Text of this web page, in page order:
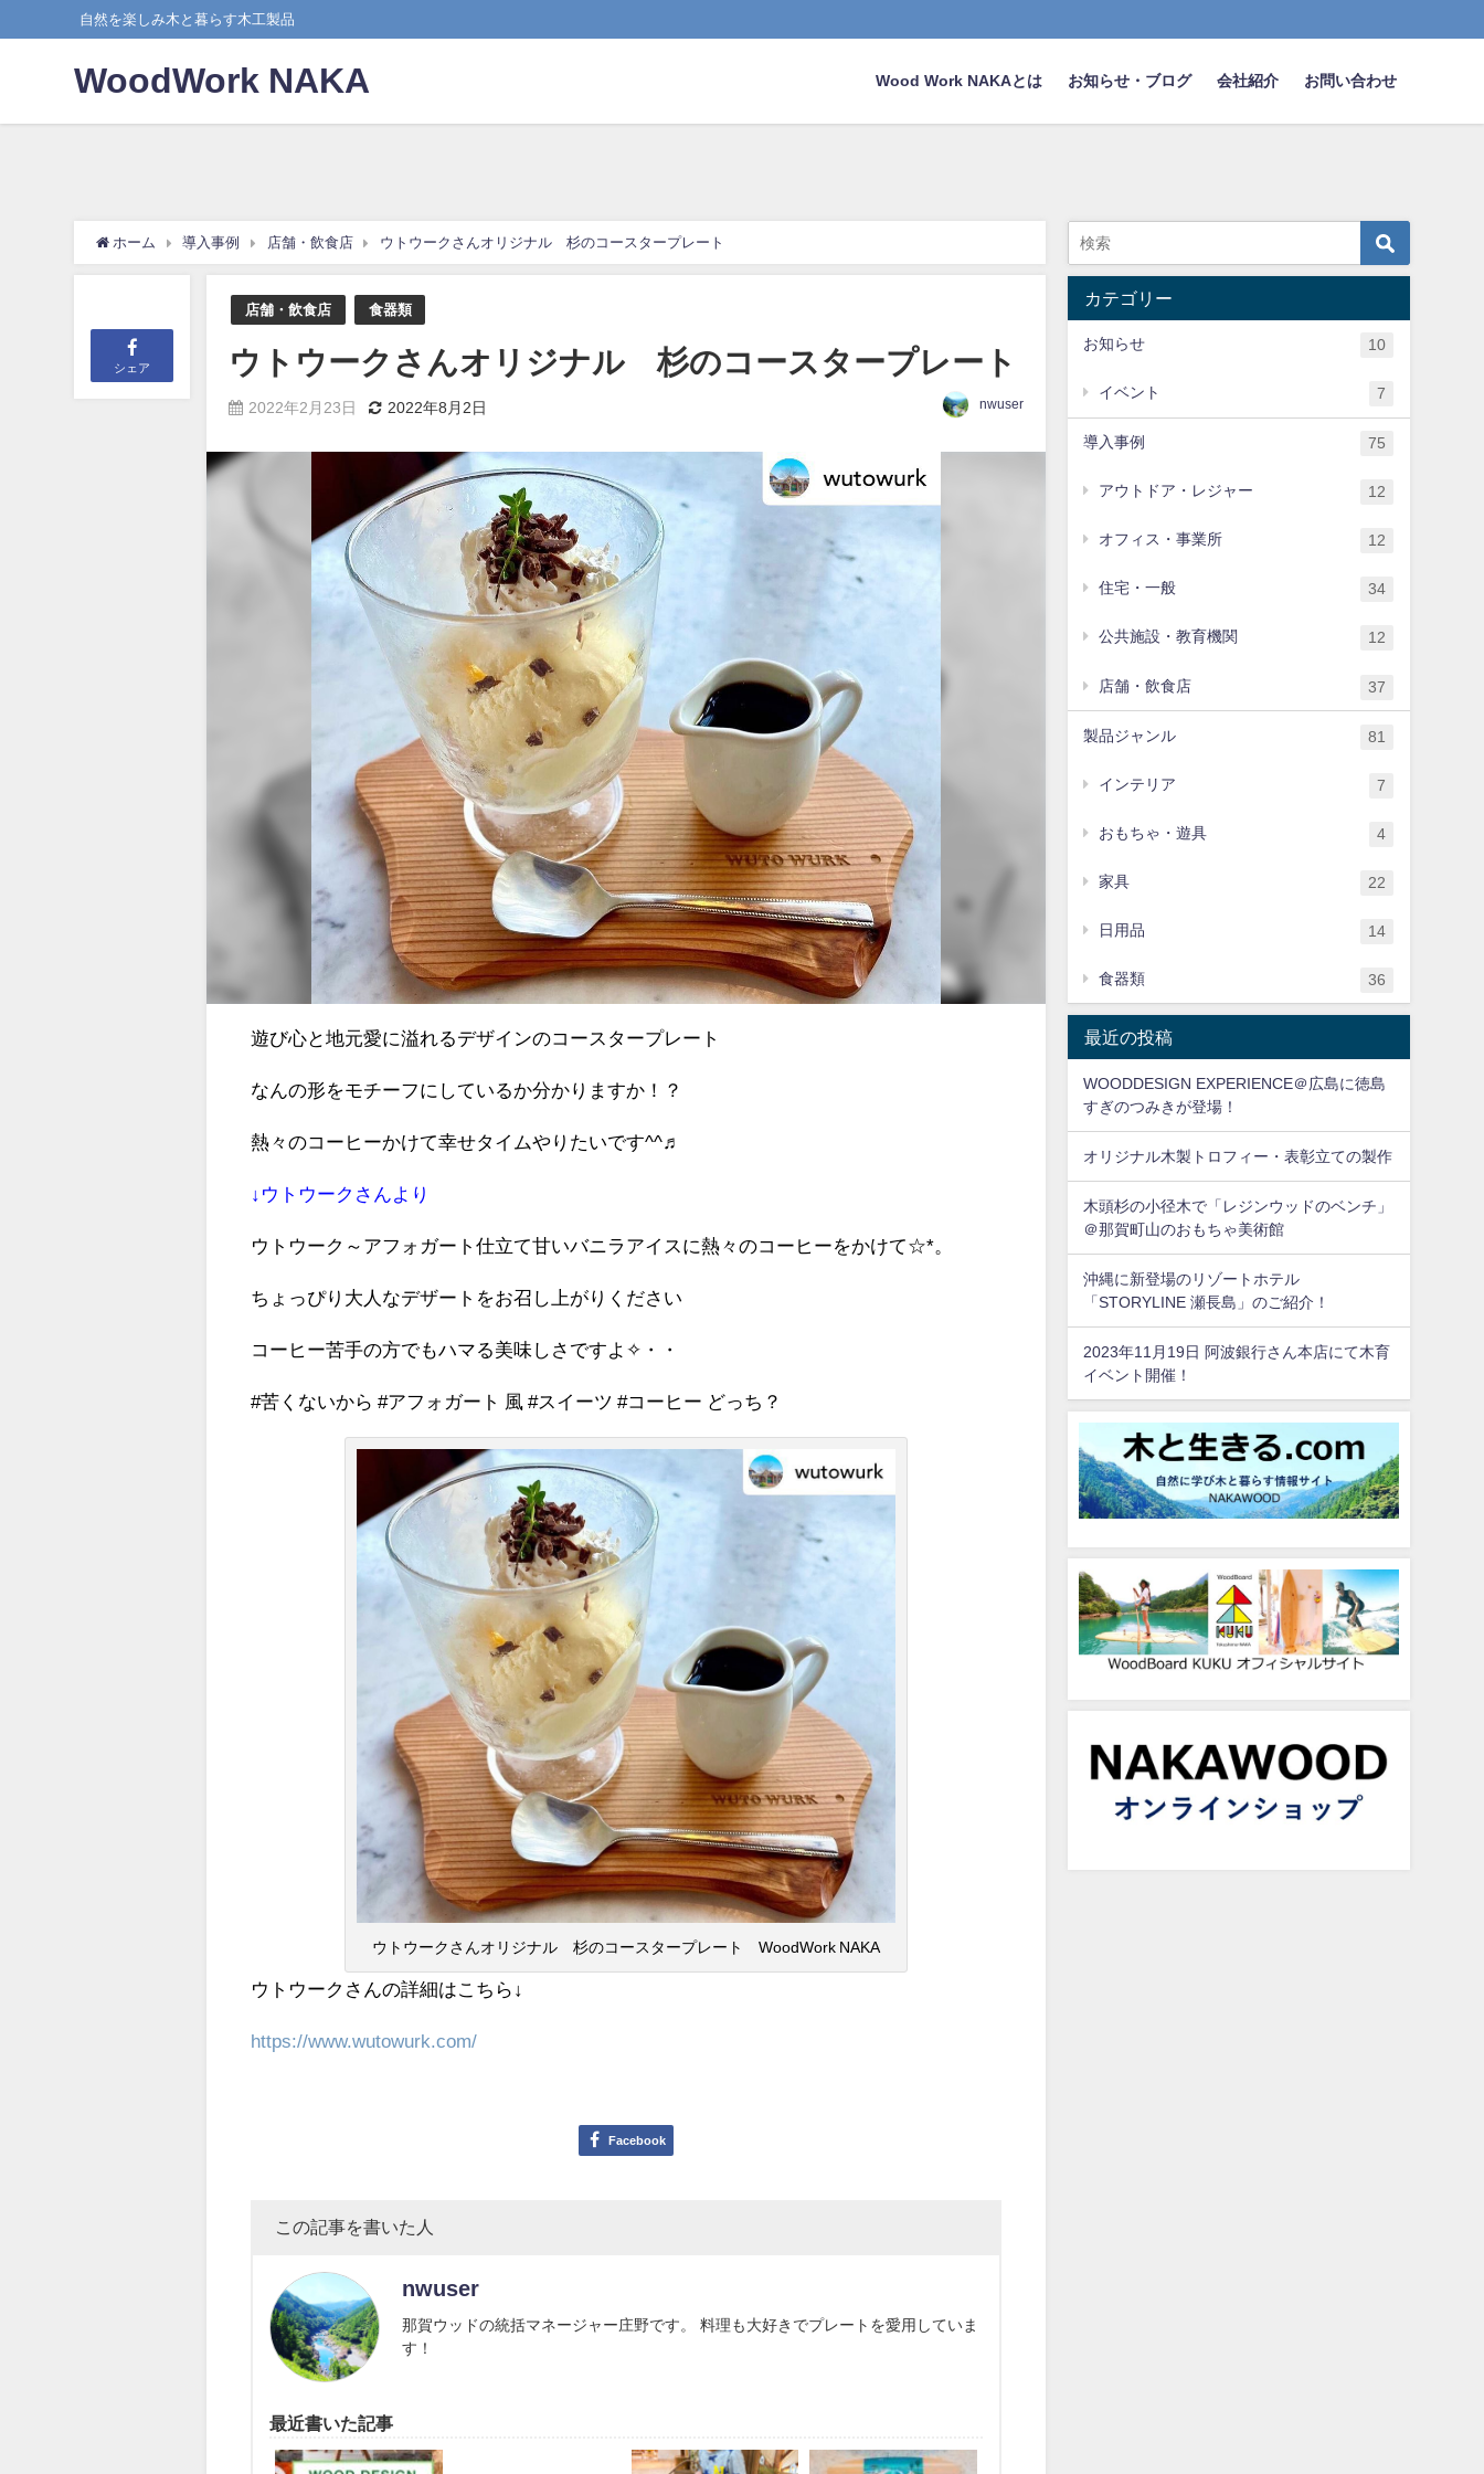
自然を楽しみ木と暮らす木工製品
WoodWork NAKA Wood Work NAKAとは お知らせ・ブログ 会社紹介 お問い合わせ
ホーム 導入事例 店舗・飲食店 ウトウークさんオリジナル 杉のコースタープレート
シェア
店舗・飲食店 食器類
ウトウークさんオリジナル 杉のコースタープレート
2022年2月23日 2022年8月2日 nwuser
遊び心と地元愛に溢れるデザインのコースタープレート
なんの形をモチーフにしているか分かりますか！？
熱々のコーヒーかけて幸せタイムやりたいです️^^♬
↓ウトウークさんより
ウトウーク～アフォガート仕立て甘いバニラアイスに熱々のコーヒーをかけて☆*。
ちょっぴり大人なデザートをお召し上がりください
コーヒー苦手の方でもハマる美味しさですよ✧・・
#苦くないから #アフォガート 風 #スイーツ #コーヒー どっち？
ウトウークさんオリジナル 杉のコースタープレート WoodWork NAKA
ウトウークさんの詳細はこちら↓
https://www.wutowurk.com/
Facebook
この記事を書いた人
nwuser
那賀ウッドの統括マネージャー庄野です。 料理も大好きでプレートを愛用していま
す！
最近書いた記事
カテゴリー
お知らせ 10
イベント 7
導入事例 75
アウトドア・レジャー 12
オフィス・事業所 12
住宅・一般 34
公共施設・教育機関 12
店舗・飲食店 37
製品ジャンル 81
インテリア 7
おもちゃ・遊具 4
家具 22
日用品 14
食器類 36
最近の投稿
WOODDESIGN EXPERIENCE＠広島に徳島
すぎのつみきが登場！
オリジナル木製トロフィー・表彰立ての製作
木頭杉の小径木で「レジンウッドのベンチ」
＠那賀町山のおもちゃ美術館
沖縄に新登場のリゾートホテル
「STORYLINE 瀬長島」のご紹介！
2023年11月19日 阿波銀行さん本店にて木育
イベント開催！